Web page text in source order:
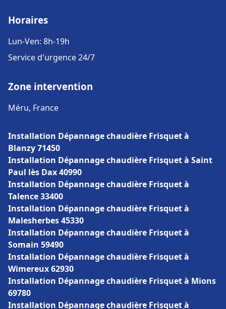
Horaires
Lun-Ven: 8h-19h
Service d'urgence 24/7
Zone intervention
Méru, France
Installation Dépannage chaudière Frisquet à
Blanzy 71450
Installation Dépannage chaudière Frisquet à Saint
Paul lès Dax 40990
Installation Dépannage chaudière Frisquet à
Talence 33400
Installation Dépannage chaudière Frisquet à
Malesherbes 45330
Installation Dépannage chaudière Frisquet à
Somain 59490
Installation Dépannage chaudière Frisquet à
Wimereux 62930
Installation Dépannage chaudière Frisquet à Mions
69780
Installation Dépannage chaudière Frisquet à